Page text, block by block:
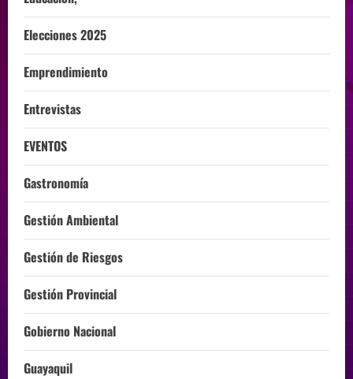
Elecciones 2025
Emprendimiento
Entrevistas
EVENTOS
Gastronomía
Gestión Ambiental
Gestión de Riesgos
Gestión Provincial
Gobierno Nacional
Guayaquil